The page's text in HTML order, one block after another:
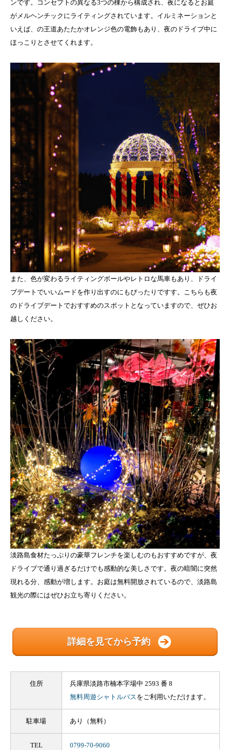
ンです。コンセプトの異なる3つの棟から構成され、夜になるとお庭
がメルヘンチックにライティングされています。イルミネーションと
いえば、の王道あたたかオレンジ色の電飾もあり、夜のドライブ中に
ほっこりとさせてくれます。
また、色が変わるライティングボールやレトロな馬車もあり、ドライ
ブデートでいいムードを作り出すのにもぴったりですす。こちらも夜
のドライブデートでおすすめのスポットとなっていますので、ぜひお
越しください。
淡路島食材たっぷりの豪華フレンチを楽しむのもおすすめですが、夜
ドライブで通り過ぎるだけでも感動的な美しさです。夜の暗闇に突然
現れる分、感動が増します。お庭は無料開放されているので、淡路島
観光の際にはぜひお立ち寄りください。
詳細を見てから予約
住所
兵庫県淡路市楠本字場中 2593 番 8
無料周遊シャトルバスをご利用いただけます。
駐車場 あり（無料）
TEL 0799-70-9060